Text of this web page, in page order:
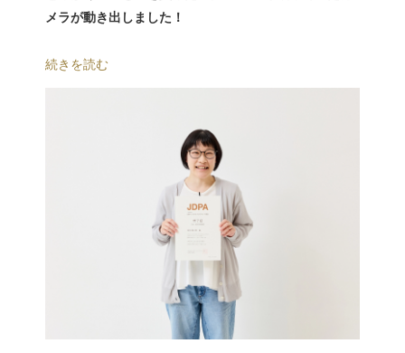
メラが動き出しました！
続きを読む